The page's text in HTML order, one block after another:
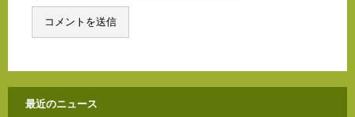
最近のニュース